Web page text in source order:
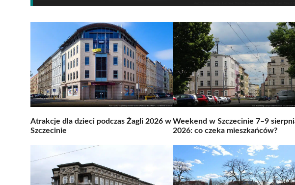
Atrakcje dla dzieci podczas Żagli 2026 w
Szczecinie
Weekend w Szczecinie 7–9
2026: co czeka mieszkańców?